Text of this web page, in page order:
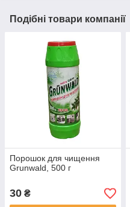
Подібні товари компанії
Порошок для чищення
Grunwald, 500 г
30 ₴